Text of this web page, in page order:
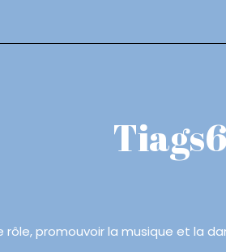
rôle, promouvoir la musique et la